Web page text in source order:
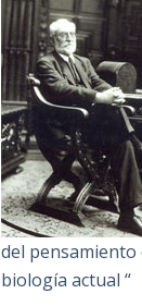
del
biología actual “